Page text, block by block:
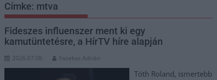
Címke: mtva
Fideszes influenszer ment ki egy
kamutüntetésre, a HírTV híre alapján
2026.07.08. Fazekas Adrián
Tóth Roland, ismertebb